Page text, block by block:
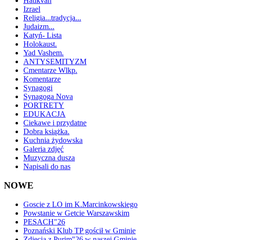
Izrael
Religia...tradycja...
Judaizm...
Katyń- Lista
Holokaust.
Yad Vashem.
ANTYSEMITYZM
Cmentarze Wlkp.
Komentarze
Synagogi
Synagoga Nova
PORTRETY
EDUKACJA
Ciekawe i przydatne
Dobra książka.
Kuchnia żydowska
Galeria zdjęć
Muzyczna dusza
Napisali do nas
NOWE
Goscie z LO im K.Marcinkowskiego
Powstanie w Getcie Warszawskim
PESACH"26
Poznański Klub TP gościł w Gminie